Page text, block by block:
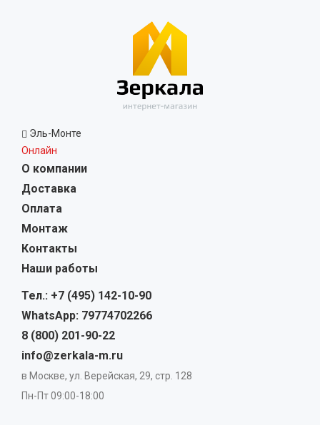
Эль-Монте
Онлайн
О компании
Доставка
Оплата
Монтаж
Контакты
Наши работы
Тел.: +7 (495) 142-10-90
WhatsApp: 79774702266
8 (800) 201-90-22
info@zerkala-m.ru
в Москве, ул. Верейская, 29, стр. 128
Пн-Пт 09:00-18:00